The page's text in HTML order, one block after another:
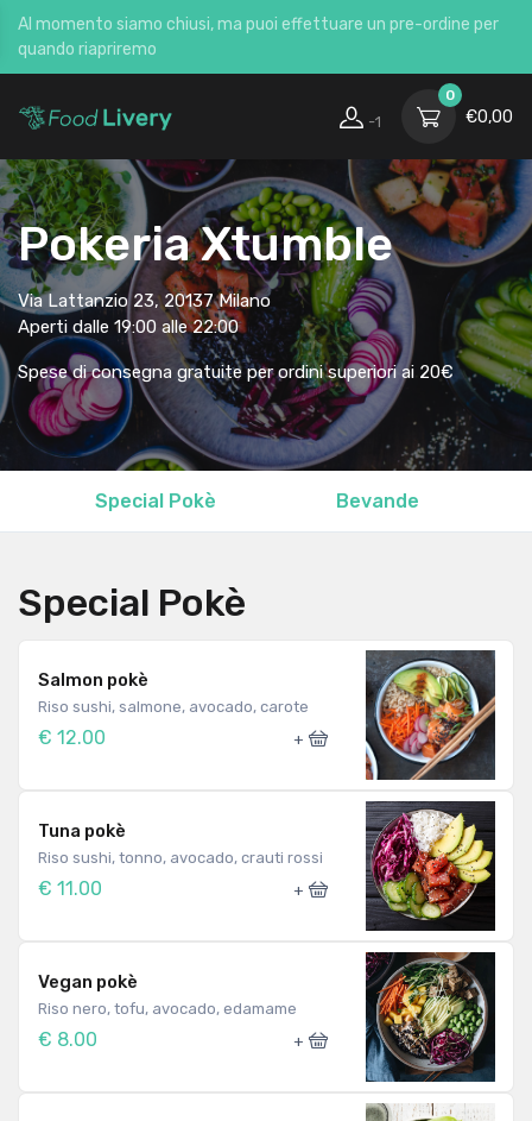
Al momento siamo chiusi, ma puoi effettuare un pre-ordine per
quando riapriremo
-1
0
€0,00
Pokeria Xtumble
Via Lattanzio 23, 20137 Milano
Aperti dalle 19:00 alle 22:00
Spese di consegna gratuite per ordini superiori ai 20€
Special Pokè Bevande
Special Pokè
Salmon pokè
Riso sushi, salmone, avocado, carote
€ 12.00 +
Tuna pokè
Riso sushi, tonno, avocado, crauti rossi
€ 11.00 +
Vegan pokè
Riso nero, tofu, avocado, edamame
€ 8.00 +